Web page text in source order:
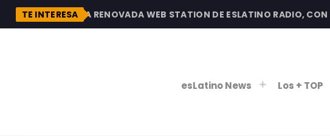
TE INTERESA
DESCUBRE LA RENOVADA WEB STATION DE ESLATINO RADIO, CON
esLatino News Los + TOP